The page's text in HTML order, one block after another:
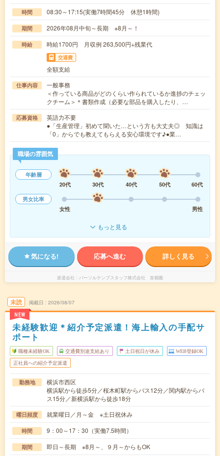
時間 08:30～17:15(実働7時間45分 休憩1時間)
期間 2026年08月中旬～長期 ※8月～！
時給 時給1700円 月収例 263,500円+残業代
交通費
全額支給
仕事内容
一般事務
＜作っている商品がどのくらい作られているか進捗のチェッ
クチーム＞＊書類作成（必要な部品を購入したり、…
応募資格
英語力不要
●「生産管理」初めて聞いた…という方も大丈夫◎ 知識は
「0」からでも教えてもらえる安心環境です♪●業…
職場の雰囲気
年齢層
20代
30代 40代 50代
60代
男女比率
女性
男性
もっと見る
気になる! 応募へ進む 詳しく見る
派遣会社 パーソルテンプスタッフ株式会社 首都圏
未読
NEW
掲載日 2026/08/07
未経験歓迎＊紹介予定派遣！海上輸入の手配サ
ポート
職種未経験OK 交通費別途支給あり 土日祝日が休み WEB登録OK
正社員への紹介予定派遣
勤務地
横浜市西区
横浜駅から徒歩5分／桜木町駅からバス12分／関内駅からバ
ス15分／新横浜駅から徒歩18分
曜日頻度 就業曜日／月～金 ※土日祝休み
時間 9：00～17：30（実働7.5時間）
期間 即日～長期 ※8月～、９月～からもOK